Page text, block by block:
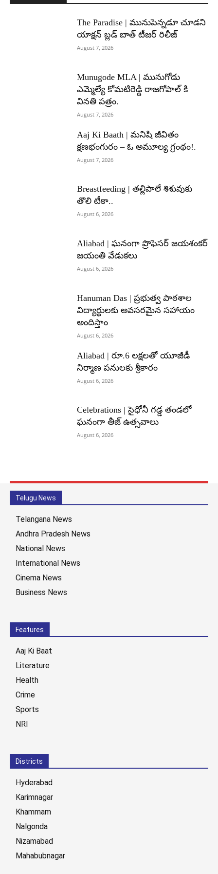
The Paradise | మునుపెన్నడూ చూడని
యాక్షన్ బ్లడ్ బాత్ టీజర్ రిలీజ్
August 7, 2026
Munugode MLA | మునుగోడు
ఎమ్మెల్యే కోమటిరెడ్డి రాజగోపాల్ కి
వినతి పత్రం.
August 7, 2026
Aaj Ki Baath | మనిషి జీవితం
క్షణభంగురం – ఓ అమూల్య గ్రంథం!.
August 7, 2026
Breastfeeding | తల్లిపాలే శిశువుకు
తొలి టీకా..
August 6, 2026
Aliabad | ఘనంగా ప్రొఫెసర్ జయశంకర్
జయంతి వేడుకలు
August 6, 2026
Hanuman Das | ప్రభుత్వ పాఠశాల
విద్యార్థులకు అవసరమైన సహాయం
అందిస్తాం
August 6, 2026
Aliabad | రూ.6 లక్షలతో యూజీడీ
నిర్మాణ పనులకు శ్రీకారం
August 6, 2026
Celebrations | సైధోనీ గడ్డ తండలో
ఘనంగా తీజ్ ఉత్సవాలు
August 6, 2026
Telugu News
Telangana News
Andhra Pradesh News
National News
International News
Cinema News
Business News
Features
Aaj Ki Baat
Literature
Health
Crime
Sports
NRI
Districts
Hyderabad
Karimnagar
Khammam
Nalgonda
Nizamabad
Mahabubnagar